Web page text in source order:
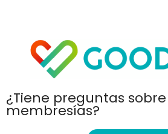
¿Tiene preguntas
membresías?